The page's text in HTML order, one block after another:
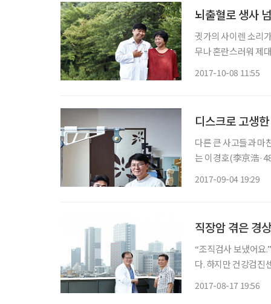
뇌출혈로 생사
귓가의 사이렌 소리
무나 혼란스러워 제
2017-10-08 11:55
다른 큰 사고들과 마
는 이경호(李京浩
2017-09-04 19:29
직장암 겪은 경
“조직검사 보냈어요.” 처음에는 검진을 받아보라는 후배의 권유를 그냥 무시할까 고민
다. 하지만 건강검진
2017-08-17 19:56